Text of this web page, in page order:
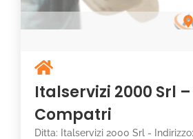
Italservizi 2000 Srl
Compatri
Ditta: Italservizi 2000 Srl -